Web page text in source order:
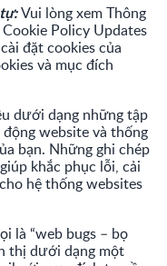
Vui lòng xem Thông
Policy Updates
đặt cookies của
và mục đích
dưới dạng những tập
website và thống
bạn. Những ghi chép
khắc phục lỗi, cải
hệ thống websites
là “web bugs – bọ
thị dưới dạng một